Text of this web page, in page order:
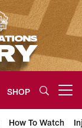
SHOP
How To Watch